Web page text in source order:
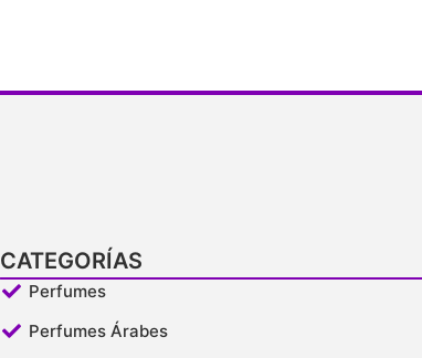
CATEGORÍAS
Perfumes
Perfumes Árabes